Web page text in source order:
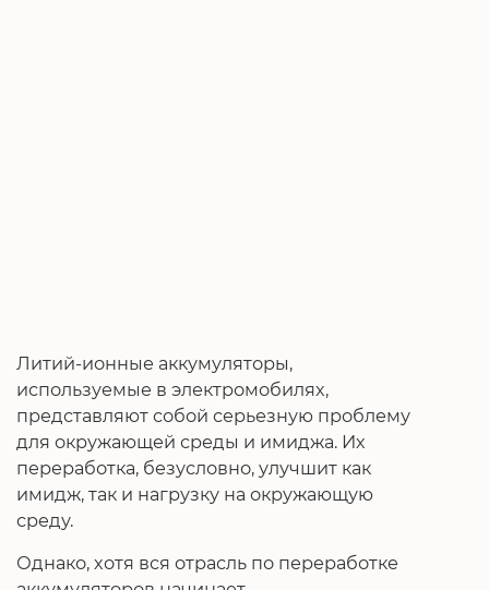
Литий-ионные аккумуляторы,
используемые в электромобилях,
представляют собой серьезную проблему
для окружающей среды и имиджа. Их
переработка, безусловно, улучшит как
имидж, так и нагрузку на окружающую
среду.
Однако, хотя вся отрасль по переработке